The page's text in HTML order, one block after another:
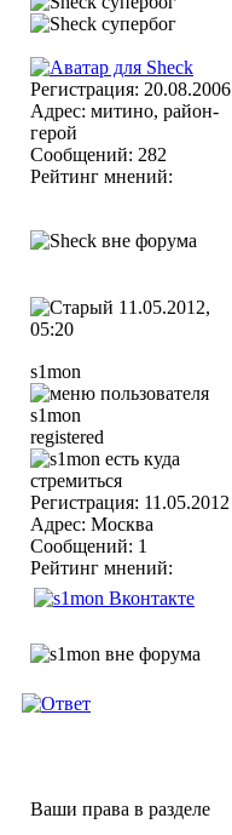
Регистрация: 20.08.2006
Адрес: митино, район-
герой
Сообщений: 282
Рейтинг мнений:
11.05.2012,
05:20
s1mon
registered
Регистрация: 11.05.2012
Адрес: Москва
Сообщений: 1
Рейтинг мнений:
Ваши права в разделе